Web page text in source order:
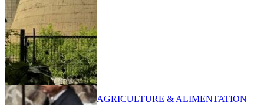
AGRICULTURE & ALIMENTATION